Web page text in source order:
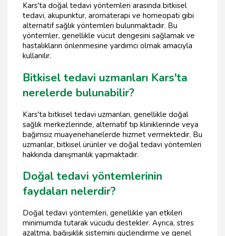
Kars'ta doğal tedavi yöntemleri arasında bitkisel
tedavi, akupunktur, aromaterapi ve homeopati gibi
alternatif sağlık yöntemleri bulunmaktadır. Bu
yöntemler, genellikle vücut dengesini sağlamak ve
hastalıkların önlenmesine yardımcı olmak amacıyla
kullanılır.
Bitkisel tedavi uzmanları Kars'ta
nerelerde bulunabilir?
Kars'ta bitkisel tedavi uzmanları, genellikle doğal
sağlık merkezlerinde, alternatif tıp kliniklerinde veya
bağımsız muayenehanelerde hizmet vermektedir. Bu
uzmanlar, bitkisel ürünler ve doğal tedavi yöntemleri
hakkında danışmanlık yapmaktadır.
Doğal tedavi yöntemlerinin
faydaları nelerdir?
Doğal tedavi yöntemleri, genellikle yan etkileri
minimumda tutarak vücudu destekler. Ayrıca, stres
azaltma, bağışıklık sistemini güçlendirme ve genel